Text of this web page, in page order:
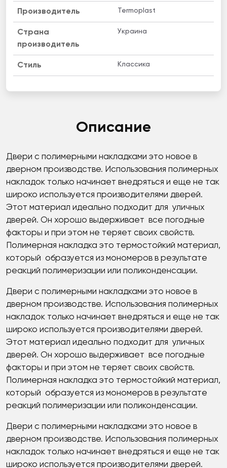
Производитель Termoplast
Страна
производитель
Украина
Стиль Классика
Описание
Двери с полимерными накладками это новое в
дверном производстве. Использования полимерных
накладок только начинает внедряться и еще не так
широко используется производителями дверей.
Этот материал идеально подходит для уличных
дверей. Он хорошо выдерживает все погодные
факторы и при этом не теряет своих свойств.
Полимерная накладка это термостойкий материал,
который образуется из мономеров в результате
реакций полимеризации или поликонденсации.
Двери с полимерными накладками это новое в
дверном производстве. Использования полимерных
накладок только начинает внедряться и еще не так
широко используется производителями дверей.
Этот материал идеально подходит для уличных
дверей. Он хорошо выдерживает все погодные
факторы и при этом не теряет своих свойств.
Полимерная накладка это термостойкий материал,
который образуется из мономеров в результате
реакций полимеризации или поликонденсации.
Двери с полимерными накладками это новое в
дверном производстве. Использования полимерных
накладок только начинает внедряться и еще не так
широко используется производителями дверей.